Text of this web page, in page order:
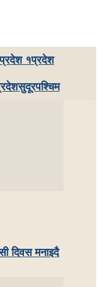
प्रदेश १प्रदेश
सुदूरपश्चिम
दिवस मनाइदै